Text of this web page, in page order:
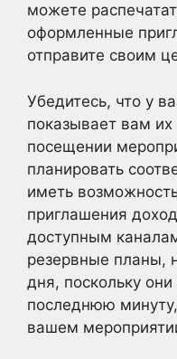
можете
оформленные
отправите своим
Убедитесь, что у
показывает вам
посещении
планировать
иметь
приглашения
доступным
резервные планы,
дня, поскольку
последнюю
вашем